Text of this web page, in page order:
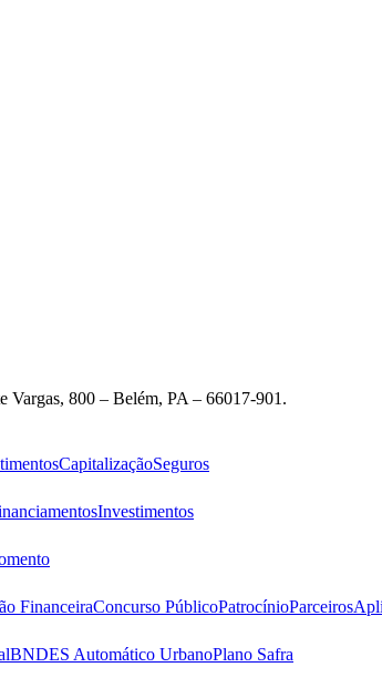
Vargas, 800 – Belém, PA – 66017-901.
CapitalizaçãoSeguros
Investimentos
FinanceiraConcurso PúblicoPatrocínioParceiros
BNDES Automático UrbanoPlano Safra